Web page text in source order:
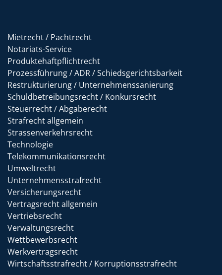
Mietrecht / Pachtrecht
Notariats-Service
Produktehaftpflichtrecht
Prozessführung / ADR / Schiedsgerichtsbarkeit
Restrukturierung / Unternehmenssanierung
Schuldbetreibungsrecht / Konkursrecht
Steuerrecht / Abgaberecht
Strafrecht allgemein
Strassenverkehrsrecht
Technologie
Telekommunikationsrecht
Umweltrecht
Unternehmensstrafrecht
Versicherungsrecht
Vertragsrecht allgemein
Vertriebsrecht
Verwaltungsrecht
Wettbewerbsrecht
Werkvertragsrecht
Wirtschaftsstrafrecht / Korruptionsstrafrecht